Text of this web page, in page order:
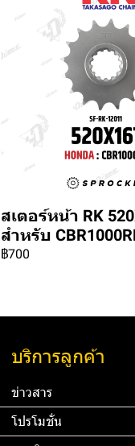
สเตอร์หน้า RK
สำหรับ
฿700
บริการลูกค้า
ข่าวสาร
โปรโมชั่น